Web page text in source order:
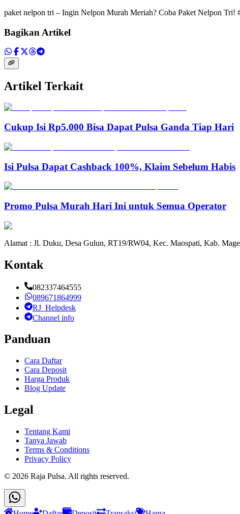
paket nelpon tri – Ingin Nelpon Murah Meriah? Coba Paket Nelpon
Bagikan Artikel
Artikel Terkait
Cukup Isi Rp5.000 Bisa Dapat Pulsa Ganda Tiap Hari
Isi Pulsa Dapat Cashback 100%, Klaim Sebelum Habis
Promo Pulsa Murah Hari Ini untuk Semua Operator
Alamat : Jl. Duku, Desa Gulun, RT19/RW04, Kec. Maospati, Kab.
Kontak
082337464555
089671864999
RJ_Helpdesk
Channel info
Panduan
Cara Daftar
Cara Deposit
Harga Produk
Blog Update
Legal
Tentang Kami
Tanya Jawab
Terms & Conditions
Privacy Policy
© 2026 Raja Pulsa. All rights reserved.